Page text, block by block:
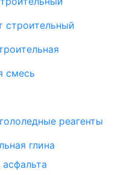
строительный
смесь
реагенты
глина